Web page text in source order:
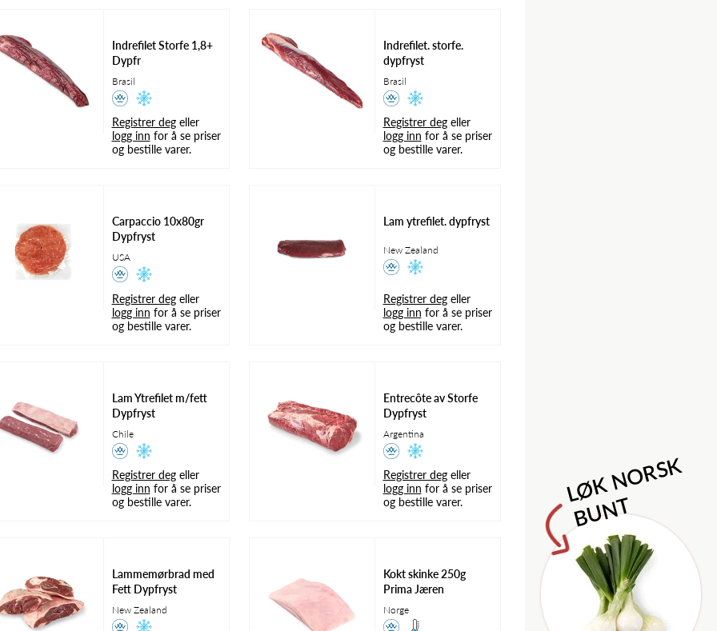
J
o
r
d
b
æ
r
N
o
r
s
k
5
0
0
g
M
el
o
n
Pi
el
d
e
S
a
p L
Ø
K
N
O
R
S
K
B
U
N
T
Indrefilet Storfe 1,8+
Dypfr
Brasil
Registrer degeller
logg inn for å se priser
og bestille varer.
Indrefilet. storfe.
dypfryst
Brasil
Registrer degeller
logg inn for å se priser
og bestille varer.
Carpaccio 10x80gr
Dypfryst
USA
Registrer degeller
logg inn for å se priser
og bestille varer.
Lam ytrefilet. dypfryst
New Zealand
Registrer degeller
logg inn for å se priser
og bestille varer.
Lam Ytrefilet m/fett
Dypfryst
Chile
Registrer degeller
logg inn for å se priser
og bestille varer.
Entrecôte av Storfe
Dypfryst
Argentina
Registrer degeller
logg inn for å se priser
og bestille varer.
Lammemørbrad med
Fett Dypfryst
New Zealand
Kokt skinke 250g
Prima Jæren
Norge